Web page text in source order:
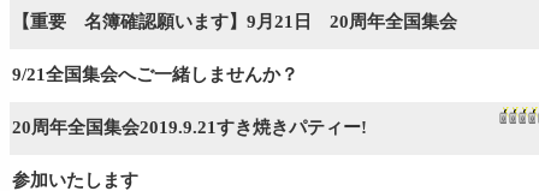
【重要 名簿確認願います】9月21日 20周年全国集会
9/21全国集会へご一緒しませんか？
20周年全国集会2019.9.21すき焼きパティー!
参加いたします